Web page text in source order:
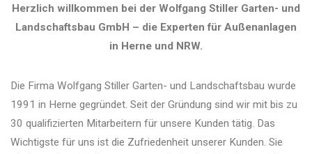
Herzlich willkommen bei der Wolfgang Stiller Garten- und
Landschaftsbau GmbH – die Experten für Außenanlagen
in Herne und NRW.
Die Firma Wolfgang Stiller Garten- und Landschaftsbau wurde
1991 in Herne gegründet. Seit der Gründung sind wir mit bis zu
30 qualifizierten Mitarbeitern für unsere Kunden tätig. Das
Wichtigste für uns ist die Zufriedenheit unserer Kunden. Sie